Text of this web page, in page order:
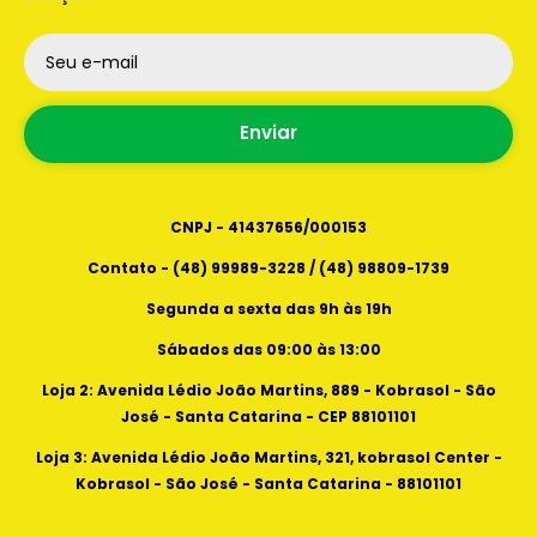
- São José - Santa Catarina - CEP 88101101
Loja 3: Avenida Lédio João Martins, 321, kobrasol
center - kobrasol - São José - Santa Catarina -
88101101
Horários de atendimento
Segunda a sexta das 9h as 19h
Seu e-mail
Enviar
CNPJ - 41437656/000153
Contato - (48) 99989-3228 / (48) 98809-1739
Segunda a sexta das 9h às 19h
Sábados das 09:00 às 13:00
Loja 2: Avenida Lédio João Martins, 889 - Kobrasol - São
José - Santa Catarina - CEP 88101101
Loja 3: Avenida Lédio João Martins, 321, kobrasol Center -
Kobrasol - São José - Santa Catarina - 88101101